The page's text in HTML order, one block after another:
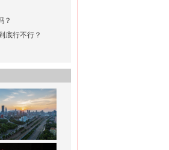
？
底行不行？